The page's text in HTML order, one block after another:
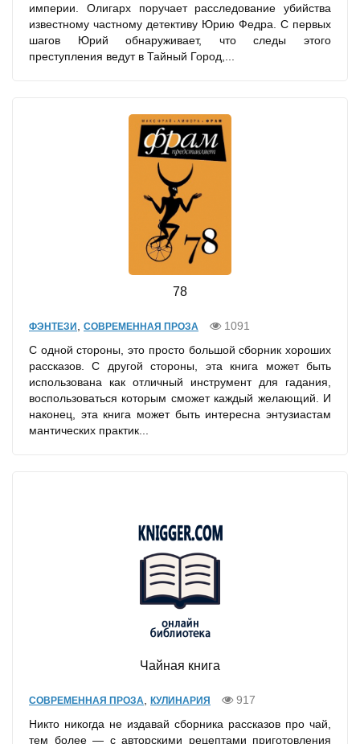
империи. Олигарх поручает расследование убийства
известному частному детективу Юрию Федра. С первых
шагов Юрий обнаруживает, что следы этого
преступления ведут в Тайный Город,...
78
ФЭНТЕЗИ СОВРЕМЕННАЯ ПРОЗА
1091
С одной стороны, это просто большой сборник хороших
рассказов. С другой стороны, эта книга может быть
использована как отличный инструмент для гадания,
воспользоваться которым сможет каждый желающий. И
наконец, эта книга может быть интересна энтузиастам
мантических практик...
Чайная книга
СОВРЕМЕННАЯ ПРОЗА КУЛИНАРИЯ
917
Никто никогда не издавай сборника рассказов про чай,
тем более — с авторскими рецептами приготовления